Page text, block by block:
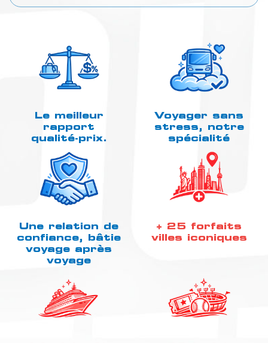
Le meilleur
rapport
qualité-prix.
Voyager sans
stress, notre
spécialité
Une relation de
confiance, bâtie
voyage après
voyage
+ 25 forfaits
villes iconiques